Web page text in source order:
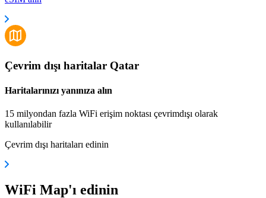
Çevrim dışı haritalar Qatar
Haritalarınızı yanınıza alın
15 milyondan fazla WiFi erişim noktası çevrimdışı olarak
kullanılabilir
Çevrim dışı haritaları edinin
WiFi Map'ı edinin